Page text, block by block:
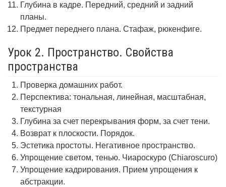
Глубина в кадре. Передний, средний и задний
планы.
Предмет переднего плана. Стафаж, рюкенфиге.
Урок 2. Пространство. Свойства
пространства
Проверка домашних работ.
Перспектива: тональная, линейная, масштабная,
текстурная
Глубина за счет перекрывания форм, за счет тени.
Возврат к плоскости. Порядок.
Эстетика простоты. Негативное пространство.
Упрощение светом, тенью. Чиароскуро (Chiaroscuro)
Упрощение кадрирования. Прием упрощения к
абстракции.